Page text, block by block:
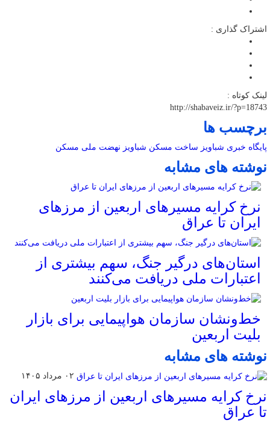
اشتراک گذاری :
لینک کوتاه :
http://shabaveiz.ir/?p=18743
برچسب ها
پایگاه خبری شباویز ساخت مسکن شباویز نهضت ملی مسکن
نوشته های مشابه
نرخ کرایه مسیرهای اربعین از مرزهای
ایران تا عراق
استان‌های درگیر جنگ، سهم بیشتری از
اعتبارات ملی دریافت می‌کنند
خط‌ونشان سازمان هواپیمایی برای بازار
بلیت اربعین
نوشته های مشابه
۰۲ مرداد ۱۴۰۵
نرخ کرایه مسیرهای اربعین از مرزهای ایران
تا عراق